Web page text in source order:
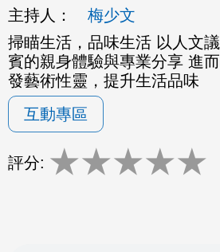
主持人：
梅少文
掃瞄生活，品味生活 以人文
賓的親身體驗與專業分享 進
發藝術性靈，提升生活品味
互動專區
評分: ★★★★★